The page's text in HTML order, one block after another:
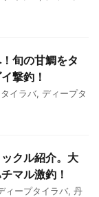
旬の甘鯛をタ
撃釣！
タイラバ, ディープタ
クル紹介。大
マル激釣！
ィープタイラバ, 丹